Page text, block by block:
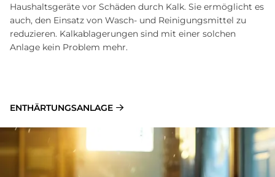
Haushaltsgeräte vor Schäden durch Kalk. Sie ermöglicht es
auch, den Einsatz von Wasch- und Reinigungsmittel zu
reduzieren. Kalkablagerungen sind mit einer solchen
Anlage kein Problem mehr.
ENT­HÄR­TUNGS­AN­LA­GE